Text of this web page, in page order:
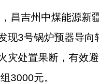
，昌吉州中煤能源新
现3号锅炉预器导向
处置果断，有效
3000元。